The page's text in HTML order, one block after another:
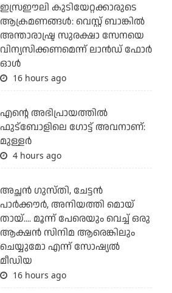
ഇസ്രഈലി കുടിയേറ്റക്കാരുടെ
ആക്രമണങ്ങള്‍: വെസ്റ്റ് ബാങ്കില്‍
അന്താരാഷ്ട്ര സുരക്ഷാ സേനയെ
വിന്യസിക്കണമെന്ന് ലാന്‍ഡ് ഫോര്‍
ഓള്‍
16 hours ago
എന്റെ അഭിപ്രായത്തില്‍
ഫുട്‌ബോളിലെ ഗോട്ട് അവനാണ്:
മുള്ളര്‍
4 hours ago
അച്ഛന്‍ ഗുസ്തി, ചേട്ടന്‍
പാര്‍ക്കൗര്‍, അനിയത്തി മൊയ്
തായ്.... മൂന്ന് പേരെയും വെച്ച് ഒരു
ആക്ഷന്‍ സിനിമ ആരെങ്കിലും
ചെയ്യുമോ എന്ന് സോഷ്യല്‍
മീഡിയ
16 hours ago